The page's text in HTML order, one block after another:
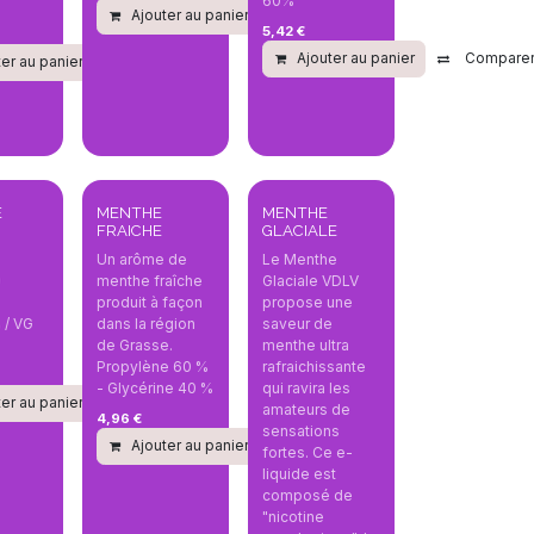
au panier
Ajouter au panier
5,42€
Ajouter au panier
Comparer
/ VG
au panier
MENTHE
FRAICHE
Un arôme de
menthe fraîche
produit à façon
dans la région
de Grasse.
Propylène 60 %
- Glycérine 40 %
4,96 €
Ajouter au panier
Comparer
MENTHE
GLACIALE
Le Menthe
Glaciale VDLV
propose une
saveur de
menthe ultra
rafraichissante
qui ravira les
amateurs de
sensations
fortes. Ce e-
liquide est
composé de
"nicotine